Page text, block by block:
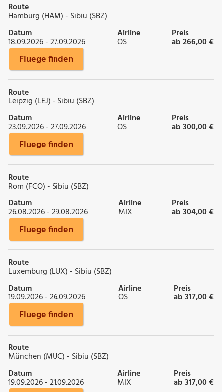
Route
Hamburg (HAM) - Sibiu (SBZ)
Datum
18.09.2026 - 27.09.2026
Airline
OS
Preis
ab 266,00 €
Fluege finden
Route
Leipzig (LEJ) - Sibiu (SBZ)
Datum
23.09.2026 - 27.09.2026
Airline
OS
Preis
ab 300,00 €
Fluege finden
Route
Rom (FCO) - Sibiu (SBZ)
Datum
26.08.2026 - 29.08.2026
Airline
MIX
Preis
ab 304,00 €
Fluege finden
Route
Luxemburg (LUX) - Sibiu (SBZ)
Datum
19.09.2026 - 26.09.2026
Airline
OS
Preis
ab 317,00 €
Fluege finden
Route
München (MUC) - Sibiu (SBZ)
Datum
19.09.2026 - 21.09.2026
Airline
MIX
Preis
ab 317,00 €